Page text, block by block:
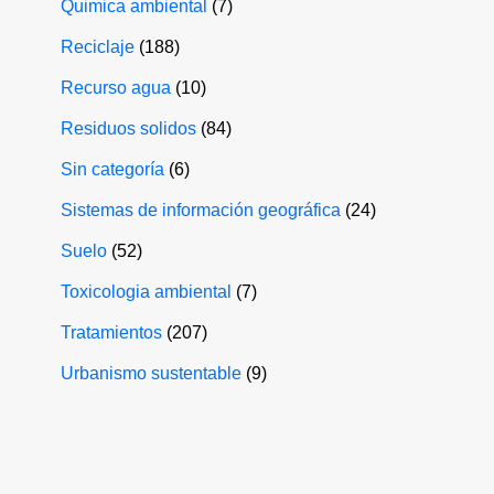
Quimica ambiental (7)
Reciclaje (188)
Recurso agua (10)
Residuos solidos (84)
Sin categoría (6)
Sistemas de información geográfica (24)
Suelo (52)
Toxicologia ambiental (7)
Tratamientos (207)
Urbanismo sustentable (9)